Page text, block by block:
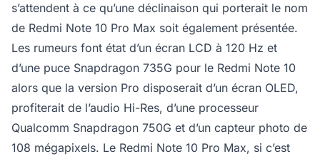
s’attendent à ce qu’une déclinaison qui porterait le nom
de Redmi Note 10 Pro Max soit également présentée.
Les rumeurs font état d’un écran LCD à 120 Hz et
d’une puce Snapdragon 735G pour le Redmi Note 10
alors que la version Pro disposerait d’un écran OLED,
profiterait de l’audio Hi-Res, d’une processeur
Qualcomm Snapdragon 750G et d’un capteur photo de
108 mégapixels. Le Redmi Note 10 Pro Max, si c’est